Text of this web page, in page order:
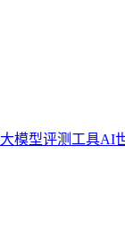
大模型评测工具AI